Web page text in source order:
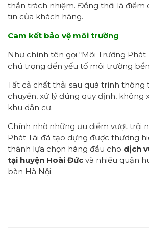
thần trách nhiệm. Đồng thời là điểm
tin của khách hàng.
Cam kết bảo vệ môi trường
Như chính tên gọi “Môi Trường Phát
chú trọng đến yếu tố môi trường
Tất cả chất thải sau quá trình thông
chuyển, xử lý đúng quy định, không
khu dân cư.
Chính nhờ những ưu điểm vượt trội
Phát Tài đã tạo dựng được thương
thành lựa chọn hàng đầu cho dịch
tại huyện Hoài Đức và nhiều quận
bàn Hà Nội.